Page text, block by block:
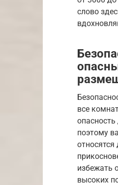
слово
все
поэтому
избежать
высоких